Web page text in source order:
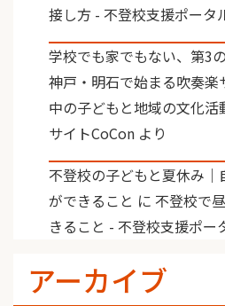
接し方 - 不登校支援ポータ
学校でも家でもない、第3
神戸・明石で始まる吹奏楽
中の子どもと地域の文化
サイトCoCon より
不登校の子どもと夏休み
ができること に 不登校で
きること - 不登校支援ポー
アーカイブ